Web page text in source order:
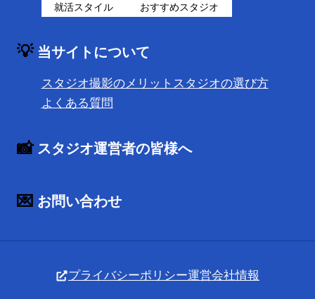
就活スタイル
おすすめスタジオ
💡 当サイトについて
スタジオ撮影のメリット スタジオの選び方
よくある質問
📸 スタジオ運営者の皆様へ
💌 お問い合わせ
プライバシーポリシー運営会社情報